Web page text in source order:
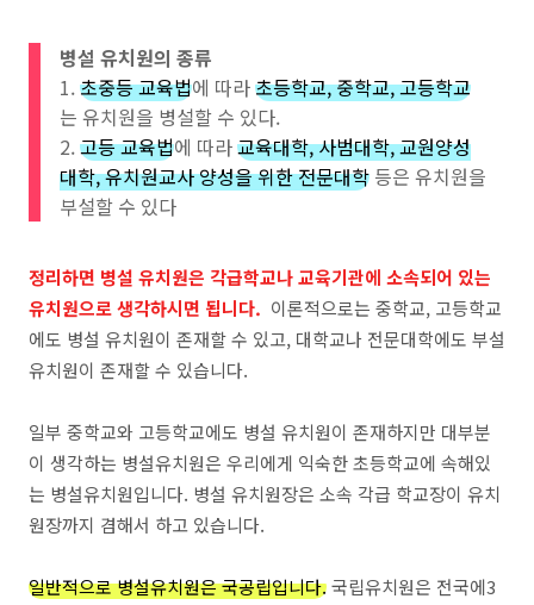
병설 유치원의 종류
1.초중등 교육법에 따라초등학교, 중학교, 고등학교
는 유치원을 병설할 수 있다.
2.고등 교육법에 따라교육대학, 사범대학, 교원양성
대학, 유치원교사 양성을 위한 전문대학 등은 유치원을
부설할 수 있다
정리하면 병설 유치원은 각급학교나 교육기관에 소속되어 있는
유치원으로 생각하시면 됩니다. 이론적으로는 중학교, 고등학교
에도 병설 유치원이 존재할 수 있고, 대학교나 전문대학에도 부설
유치원이 존재할 수 있습니다.
일부 중학교와 고등학교에도 병설 유치원이 존재하지만 대부분
이 생각하는 병설유치원은 우리에게 익숙한 초등학교에 속해있
는 병설유치원입니다. 병설 유치원장은 소속 각급 학교장이 유치
원장까지 겸해서 하고 있습니다.
일반적으로 병설유치원은 국공립입니다.국립유치원은 전국에3